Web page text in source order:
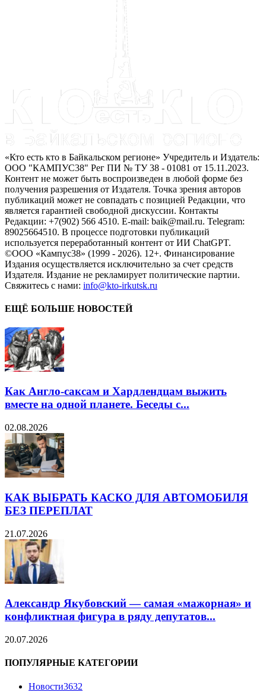
«Кто есть кто в Байкальском регионе» Учредитель и Издатель:
ООО "КАМПУС38" Рег ПИ № ТУ 38 - 01081 от 15.11.2023.
Контент не может быть воспроизведен в любой форме без
получения разрешения от Издателя. Точка зрения авторов
публикаций может не совпадать с позицией Редакции, что
является гарантией свободной дискуссии. Контакты
Редакции: +7(902) 566 4510. E-mail: baik@mail.ru. Telegram:
89025664510. В процессе подготовки публикаций
используется переработанный контент от ИИ ChatGPT.
©ООО «Кампус38» (1999 - 2026). 12+. Финансирование
Издания осуществляется исключительно за счет средств
Издателя. Издание не рекламирует политические партии.
Свяжитесь с нами: info@kto-irkutsk.ru
ЕЩЁ БОЛЬШЕ НОВОСТЕЙ
Как Англо-саксам и Хардлендцам выжить
вместе на одной планете. Беседы с...
02.08.2026
КАК ВЫБРАТЬ КАСКО ДЛЯ АВТОМОБИЛЯ
БЕЗ ПЕРЕПЛАТ
21.07.2026
Александр Якубовский — самая «мажорная» и
конфликтная фигура в ряду депутатов...
20.07.2026
ПОПУЛЯРНЫЕ КАТЕГОРИИ
Новости3632